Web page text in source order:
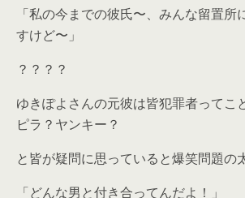
「私の今までの彼氏〜、みんな留置所
すけど〜」
？？？？
ゆきぽよさんの元彼は皆犯罪者ってこ
ピラ？ヤンキー？
と皆が疑問に思っていると爆笑問題の
「どんな男と付き合ってんだよ！」